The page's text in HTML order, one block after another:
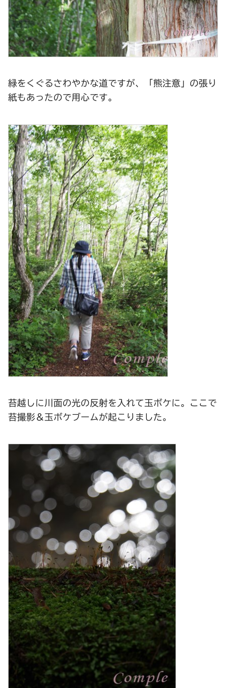
緑をくぐるさわやかな道ですが、「熊注意」の張り
紙もあったので用心です。
苔越しに川面の光の反射を入れて玉ボケに。ここで
苔撮影＆玉ボケブームが起こりました。